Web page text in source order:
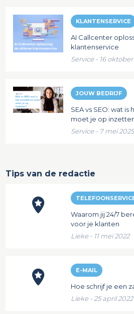
KLANTENSERVICE
AI Callcenter
klantenservice
Service - 16
JOUW BEDRIJF
SEA vs SEO: wat
moet je op
Service - 7 mei 2025
Tips van de redactie
Waarom jij 24/7
voor je klanten
Lieke - 11 mei 2022
E-MAIL
Hoe schrijf je een
Lieke - 25 april 2022